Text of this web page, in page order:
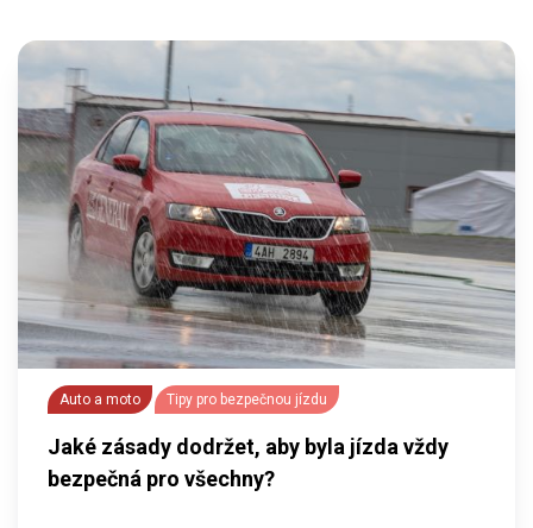
Auto a moto Tipy pro bezpečnou jízdu
Jaké zásady dodržet, aby byla jízda vždy
bezpečná pro všechny?